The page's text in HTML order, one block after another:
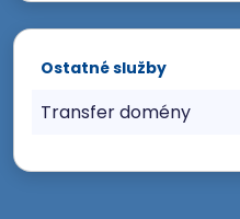
Ostatné služby
Transfer domény